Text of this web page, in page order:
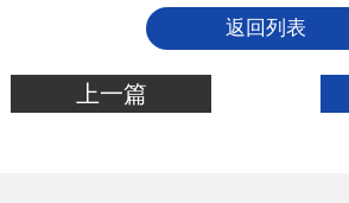
返回列表
上一篇